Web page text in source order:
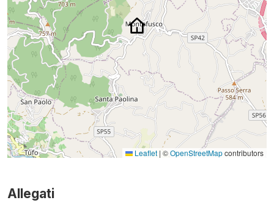
Leaflet | ©OpenStreetMapcontributors
Allegati